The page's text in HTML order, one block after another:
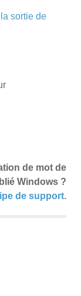
sortie de
de mot de
Windows ?
de support.